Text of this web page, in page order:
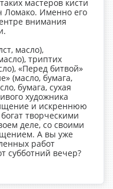
мастеров кисти
Ломако. Именно его
внимания
масло),
триптих
«Перед битвой»
(масло, бумага,
бумага, сухая
художника
и искреннюю
творческими
деле, со своими
А вы уже
работ
субботний вечер?